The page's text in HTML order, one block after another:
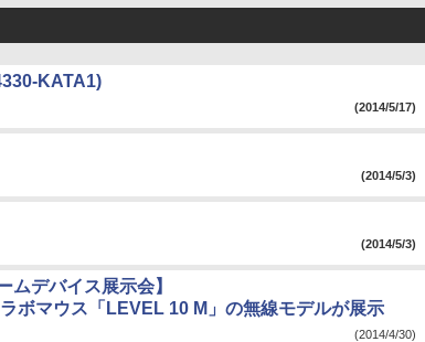
KATA1)
(2014/5/17)
(2014/5/3)
(2014/5/3)
ムデバイス展示会】
ボマウス「LEVEL 10 M」の無線モデルが展示
(2014/4/30)